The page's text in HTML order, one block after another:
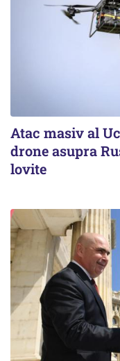
Atac masiv al
drone asupra
lovite